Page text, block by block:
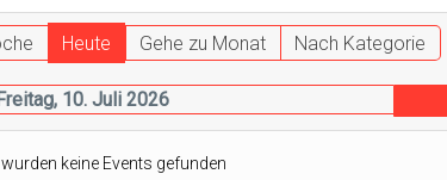
Heute Gehe zu Monat Nach Kategorie
10. Juli 2026
keine Events gefunden